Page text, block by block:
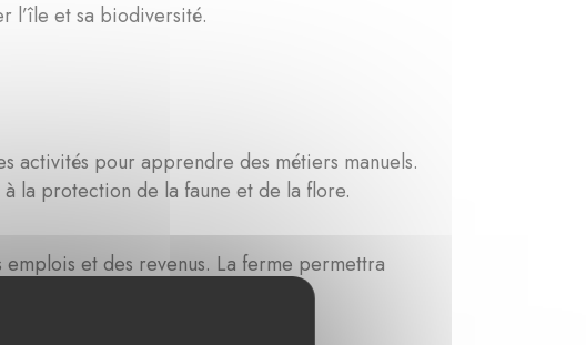
l’île et sa biodiversité.
activités pour apprendre des métiers manuels.
la protection de la faune et de la flore.
et des revenus. La ferme permettra